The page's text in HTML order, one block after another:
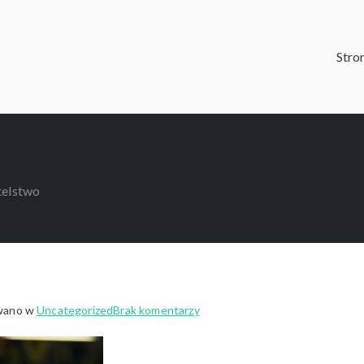
wUncategorizedBrak komentarzydo